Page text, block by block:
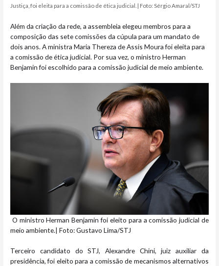
Justiça, foi eleita para a comissão de ética judicial. ​ | Foto: Sérgio Amaral/STJ
Além da criação da rede, a assembleia elegeu membros para a
composição das sete comissões da cúpula para um mandato de
dois anos. A ministra Maria Thereza de Assis Moura foi eleita para
a comissão de ética judicial. Por sua vez, o ministro Herman
Benjamin foi escolhido para a comissão judicial de meio ambiente.
O ministro Herman Benjamin foi eleito para a comissão judicial de
meio ambiente.| Foto: Gustavo Lima/STJ
Terceiro candidato do STJ, Alexandre Chini, juiz auxiliar da
presidência, foi eleito para a comissão de mecanismos alternativos